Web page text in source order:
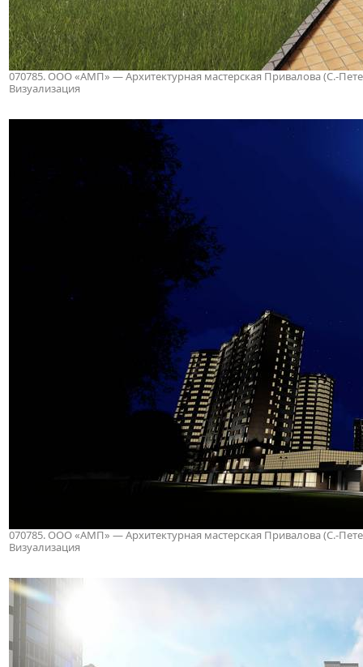
070785. ООО «АМП» — Архитектурная мастерская Привалова (С.-
Визуализация
070785. ООО «АМП» — Архитектурная мастерская Привалова (С.-
Визуализация